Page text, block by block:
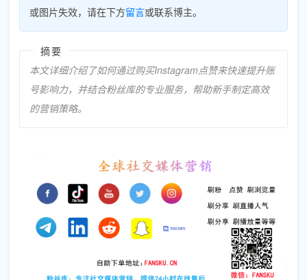
或图片失效，请在下方留言或联系博主。
摘要
本文详细介绍了如何通过购买Instagram点赞来快速提升账
号影响力，并结合粉丝库的专业服务，帮助新手制定高效
的营销策略。